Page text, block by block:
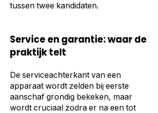
tussen twee kandidaten.
Service en garantie: waar de
praktijk telt
De serviceachterkant van een
apparaat wordt zelden bij eerste
aanschaf grondig bekeken, maar
wordt cruciaal zodra er na een tot